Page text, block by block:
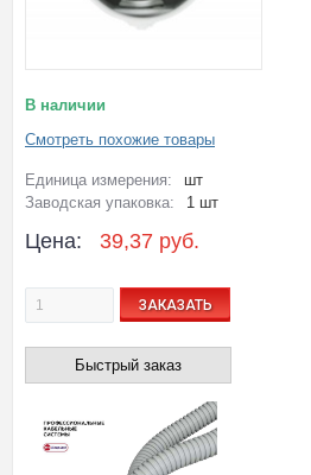
В наличии
Смотреть похожие товары
Единица измерения:
шт
Заводская упаковка:
1 шт
Цена: 39,37 руб.
ЗАКАЗАТЬ
Быстрый заказ